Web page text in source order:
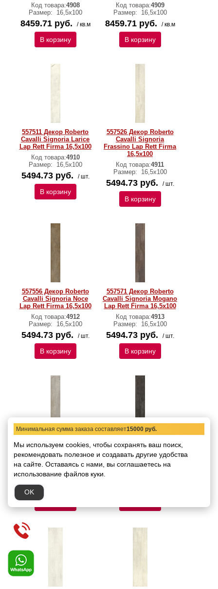
Код товара:4908
Размер:
16,5x100
8459.71 руб. / кв.м
В корзину
Код товара:4909
Размер:
16,5x100
8459.71 руб. / кв.м
В корзину
557511 Декор Roberto
Cavalli Signoria Larice
Lap Rett Firma 16,5x100
Код товара:4910
Размер:
16,5x100
5494.73 руб. / шт.
В корзину
557526 Декор Roberto
Cavalli Signoria
Frassino Lap Rett Firma
16,5x100
Код товара:4911
Размер:
16,5x100
5494.73 руб. / шт.
В корзину
557556 Декор Roberto
Cavalli Signoria Noce
Lap Rett Firma 16,5x100
Код товара:4912
Размер:
16,5x100
5494.73 руб. / шт.
В корзину
557571 Декор Roberto
Cavalli Signoria Mogano
Lap Rett Firma 16,5x100
Код товара:4913
Размер:
16,5x100
5494.73 руб. / шт.
В корзину
557541 Декор Roberto
Cavalli Signoria Decape
Lap Rett Firma 16,5x100
Код товара:4914
Размер:16,5x100
5494.73 руб.
557586 Декор Roberto
Cavalli Signoria Ebano
Lap Rett Firma 16,5x100
Код товара: 4915
Минимальная сумма заказа составляет15000 руб.
Мы используем cookies, чтобы сохранять ваш поиск,
рекомендовать полезное и создавать другие удобства
на сайте. Оставаясь с нами, вы соглашаетесь на
использование файлов куки.
OK